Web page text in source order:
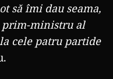
să îmi dau seama,
prim-ministru al
cele patru partide